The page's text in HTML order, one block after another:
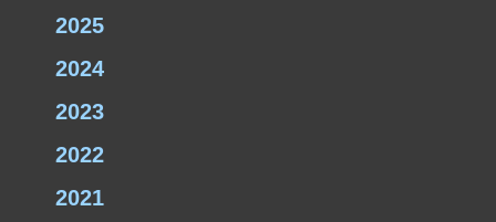
2025
2024
2023
2022
2021